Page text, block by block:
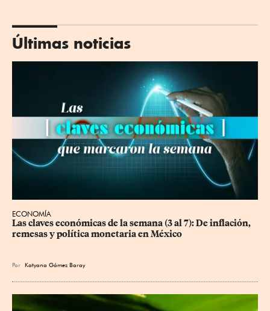
Últimas noticias
ECONOMÍA
Las claves económicas de la semana (3 al 7): De inflación,
remesas y política monetaria en México
Por Katyana Gómez Baray